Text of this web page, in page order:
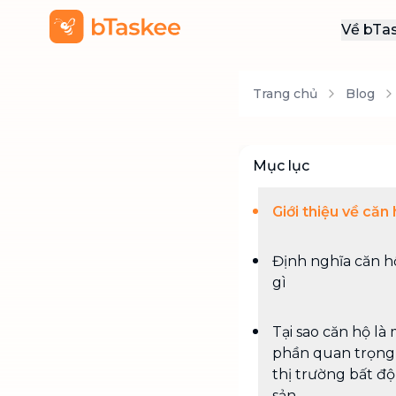
Về
Trang chủ Blog
Mục lục
Giới thiệu về căn
Định nghĩa căn
gì
Tại sao căn hộ là
phần quan trọng
thị trường bất